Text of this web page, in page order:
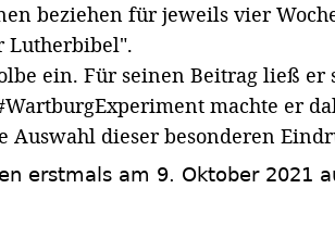
beziehen für jeweils vier
Lutherbibel".
ein. Für seinen Beitrag ließ
machte er
dieser besonderen
erstmals am 9. Oktober 2021